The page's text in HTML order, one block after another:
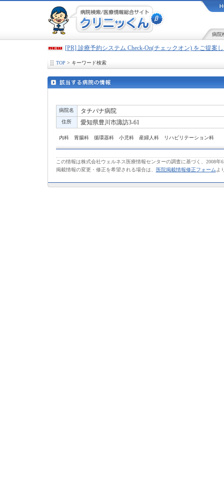
病院
[PR] 診療予約システム Check-On(チェックオン) をご提案
TOP > キーワード検索
病院名 タチバナ病院
住所 愛知県豊川市諏訪3-61
内科 胃腸科 循環器科 小児科 産婦人科 リハビリテーション科
この情報は株式会社ウェルネス医療情報センターの調査に基づく、2008年
掲載情報の変更・修正を希望される場合は、
医院掲載情報修正フォーム よ